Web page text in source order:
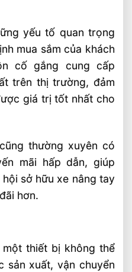
yếu tố quan trọng
mua sắm của khách
cố gắng cung cấp
trên thị trường, đảm
giá trị tốt nhất cho
thường xuyên có
mãi hấp dẫn, giúp
sở hữu xe nâng tay
hơn.
thiết bị không thể
sản xuất, vận chuyển